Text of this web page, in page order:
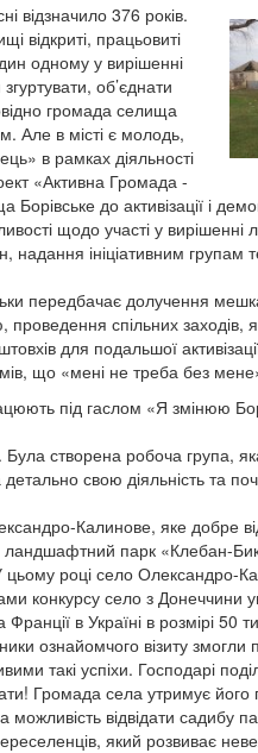
відзначило 376 років.
відкриті, працьовиті
одному у вирішенні
об’єднати
громада селища
Але в місті є молодь,
в рамках діяльності
«Активна Громада -
до активізації і
щодо участі у
ініціативним групам
передбачає долучення
спільних заходів,
для подальшої
що «мені не треба без
під гаслом «Я змінюю
створена робоча група,
свою діяльність та
Калинове, яке добре
парк «Клебан-
році село Олександро-
конкурсу село з Донеччини
в Україні в розмірі 50
ознайомчого візиту
такі успіхи. Господарі
Громада села утримує його
відвідати садибу
який розвиває